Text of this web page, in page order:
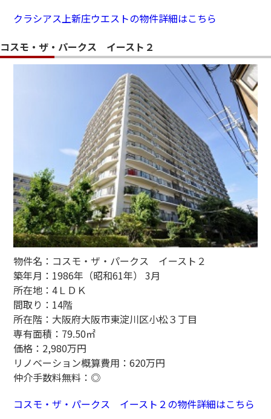
クラシアス上新庄ウエストの物件詳細はこちら
コスモ・ザ・パークス イースト２
物件名：コスモ・ザ・パークス イースト２
築年月：1986年（昭和61年） 3月
所在地：4ＬＤＫ
間取り：14階
所在階：大阪府大阪市東淀川区小松３丁目
専有面積：79.50㎡
価格：2,980万円
リノベーション概算費用：620万円
仲介手数料無料：◎
コスモ・ザ・パークス イースト２の物件詳細はこちら